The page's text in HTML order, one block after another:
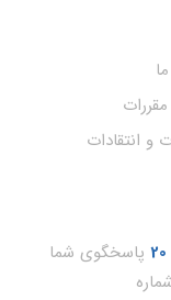
و انتقادات
پاسخگوی شما